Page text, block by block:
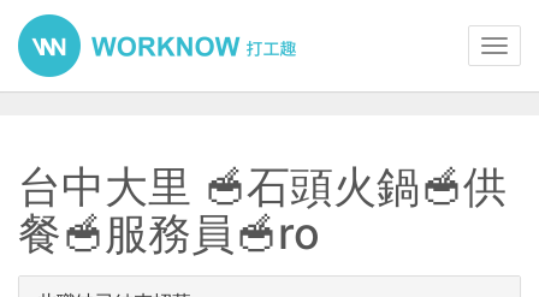
台中大里 🥣石頭火鍋🥣供
餐🥣服務員🥣ro